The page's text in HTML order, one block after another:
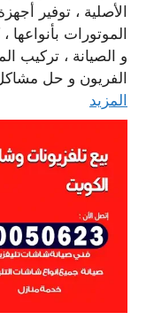
الأصلية ، توفير
الموتورات
و الصيانة ، تركيب
الفريون و حل
المزيد